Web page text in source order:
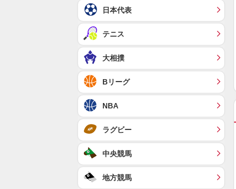
日本代表
テニス
大相撲
Bリーグ
NBA
ラグビー
中央競馬
地方競馬